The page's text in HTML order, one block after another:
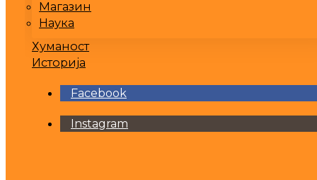
Магазин
Наука
Хуманост
Историја
Facebook
Instagram